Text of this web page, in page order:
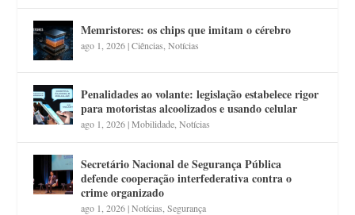
Memristores: os chips que imitam o cérebro
ago 1, 2026|Ciências ,Notícias
Penalidades ao volante: legislação estabelece rigor
para motoristas alcoolizados e usando celular
ago 1, 2026|Mobilidade ,Notícias
Secretário Nacional de Segurança Pública
defende cooperação interfederativa contra o
crime organizado
ago 1, 2026|Notícias ,Segurança